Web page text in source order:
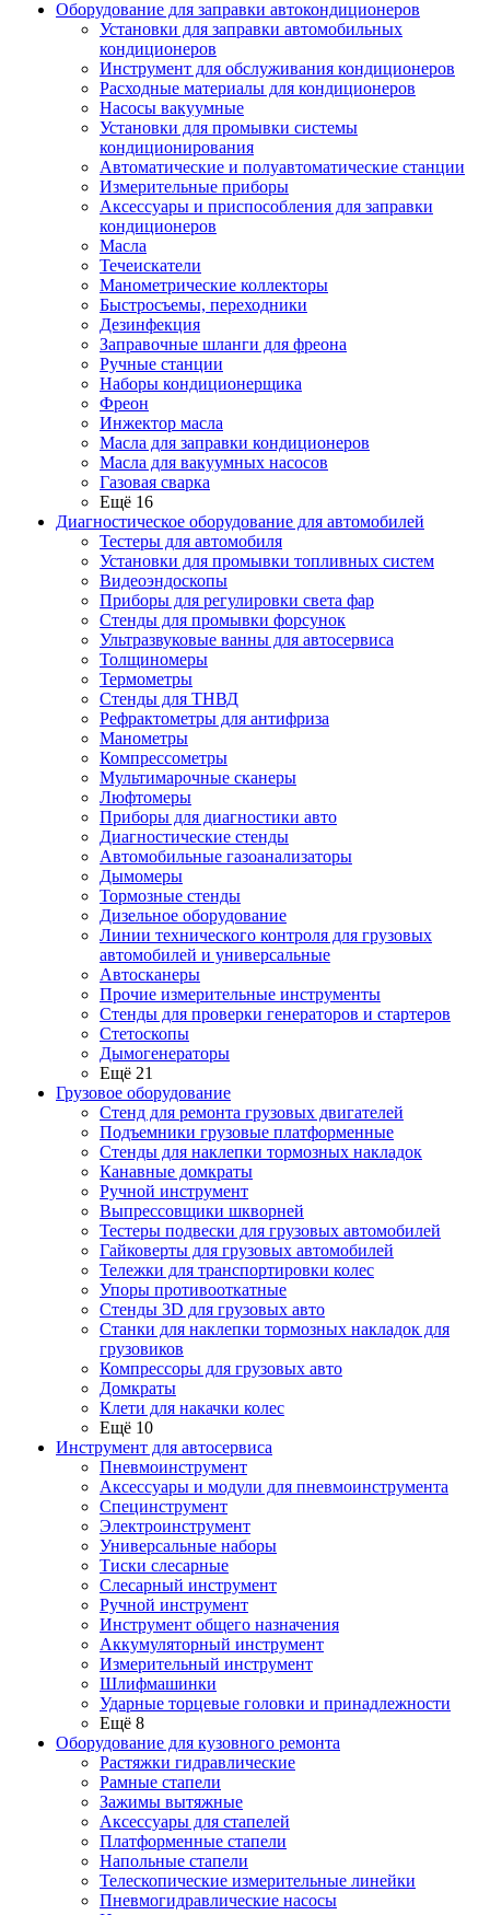
Оборудование для заправки автокондиционеров
Установки для заправки автомобильных
кондиционеров
Инструмент для обслуживания кондиционеров
Расходные материалы для кондиционеров
Насосы вакуумные
Установки для промывки системы
кондиционирования
Автоматические и полуавтоматические станции
Измерительные приборы
Аксессуары и приспособления для заправки
кондиционеров
Масла
Течеискатели
Манометрические коллекторы
Быстросъемы, переходники
Дезинфекция
Заправочные шланги для фреона
Ручные станции
Наборы кондиционерщика
Фреон
Инжектор масла
Масла для заправки кондиционеров
Масла для вакуумных насосов
Газовая сварка
Ещё 16
Диагностическое оборудование для автомобилей
Тестеры для автомобиля
Установки для промывки топливных систем
Видеоэндоскопы
Приборы для регулировки света фар
Стенды для промывки форсунок
Ультразвуковые ванны для автосервиса
Толщиномеры
Термометры
Стенды для ТНВД
Рефрактометры для антифриза
Манометры
Компрессометры
Мультимарочные сканеры
Люфтомеры
Приборы для диагностики авто
Диагностические стенды
Автомобильные газоанализаторы
Дымомеры
Тормозные стенды
Дизельное оборудование
Линии технического контроля для грузовых
автомобилей и универсальные
Автосканеры
Прочие измерительные инструменты
Стенды для проверки генераторов и стартеров
Стетоскопы
Дымогенераторы
Ещё 21
Грузовое оборудование
Стенд для ремонта грузовых двигателей
Подъемники грузовые платформенные
Стенды для наклепки тормозных накладок
Канавные домкраты
Ручной инструмент
Выпрессовщики шкворней
Тестеры подвески для грузовых автомобилей
Гайковерты для грузовых автомобилей
Тележки для транспортировки колес
Упоры противооткатные
Стенды 3D для грузовых авто
Станки для наклепки тормозных накладок для
грузовиков
Компрессоры для грузовых авто
Домкраты
Клети для накачки колес
Ещё 10
Инструмент для автосервиса
Пневмоинструмент
Аксессуары и модули для пневмоинструмента
Специнструмент
Электроинструмент
Универсальные наборы
Тиски слесарные
Слесарный инструмент
Ручной инструмент
Инструмент общего назначения
Аккумуляторный инструмент
Измерительный инструмент
Шлифмашинки
Ударные торцевые головки и принадлежности
Ещё 8
Оборудование для кузовного ремонта
Растяжки гидравлические
Рамные стапели
Зажимы вытяжные
Аксессуары для стапелей
Платформенные стапели
Напольные стапели
Телескопические измерительные линейки
Пневмогидравлические насосы